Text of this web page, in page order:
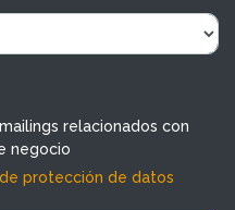
relacionados con
negocio
protección de datos